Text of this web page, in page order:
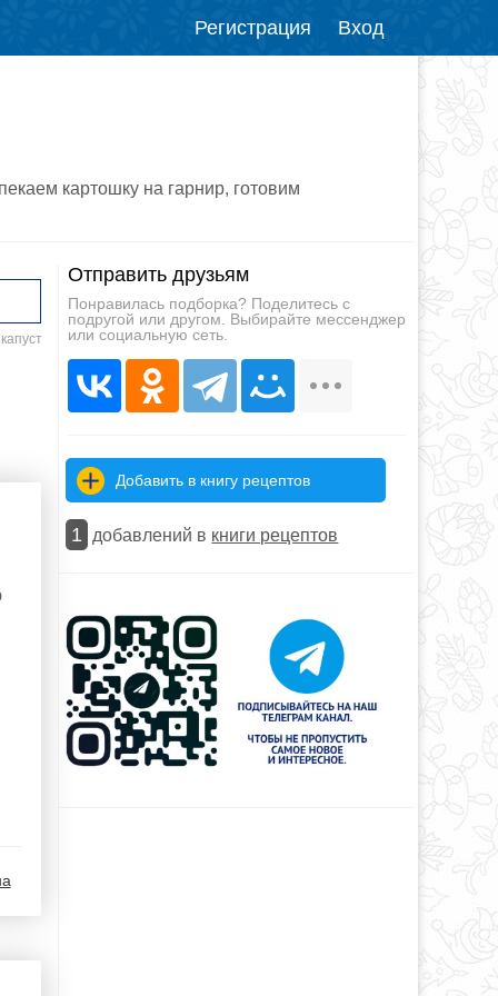
Регистрация Вход
картошку на гарнир, готовим
Отправить друзьям
Понравилась подборка? Поделитесь с
подругой или другом. Выбирайте мессенджер
или социальную сеть.
Добавить в книгу рецептов
1 добавлений в книги рецептов